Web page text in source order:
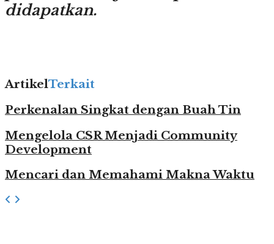
didapatkan.
ArtikelTerkait
Perkenalan Singkat dengan Buah Tin
Mengelola CSR Menjadi Community
Development
Mencari dan Memahami Makna Waktu